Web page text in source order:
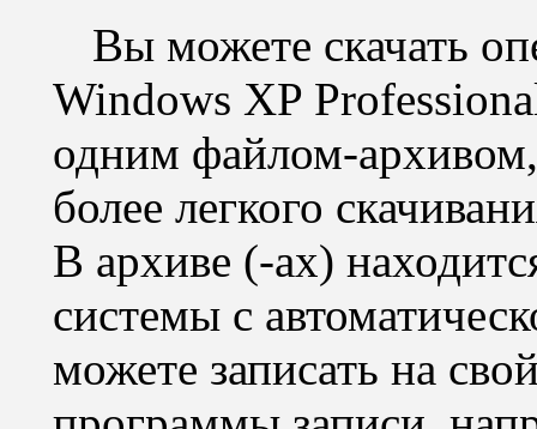
Вы можете скачать
Windows XP
одним файлом-
более легкого
В архиве (-ах)
системы с
можете записать на